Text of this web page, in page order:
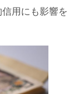
用にも影響を